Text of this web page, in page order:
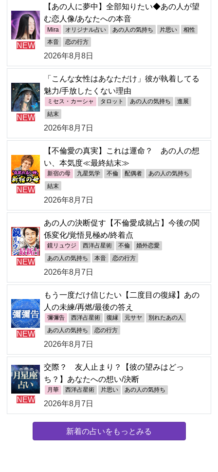
NEW
【あの人に夢中】全部知りたい◆あの人が望
む恋人像/あなたへの本音
Mira オリジナル占い あの人の気持ち 片思い 相性
本音 恋の行方
2026年8月8日
NEW
「こんな女性はあなただけ」彼が執着してる
魅力/手放したくない理由
ミセス・カーシャ タロット あの人の気持ち 進展
結末
2026年8月7日
NEW
【不倫愛の真実】これは運命？ あの人の想
い、本気度≪最終結末≫
新宿の母 九星気学 不倫 配偶者 あの人の気持ち
結末
2026年8月7日
NEW
あの人の決断促す【不倫愛成就占】今後の関
係変化/覚悟見極め/終着点
鏡リュウジ 西洋占星術 不倫 婚外恋愛
あの人の気持ち 本音 恋の行方
2026年8月7日
NEW
もう一度だけ信じたい【二度目の復縁】あの
人の未練/再燃/最後の答え
彌彌告 西洋占星術 復縁 元サヤ 別れたあの人
あの人の気持ち 恋の行方
2026年8月7日
NEW
交際？ 友人止まり？【彼の望みはどっ
ち？】あなたへの想い/決断
月華 西洋占星術 片思い あの人の気持ち
2026年8月7日
新着の占いをもっとみる